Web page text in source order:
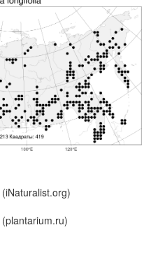
(iNaturalist.org)
(plantarium.ru)